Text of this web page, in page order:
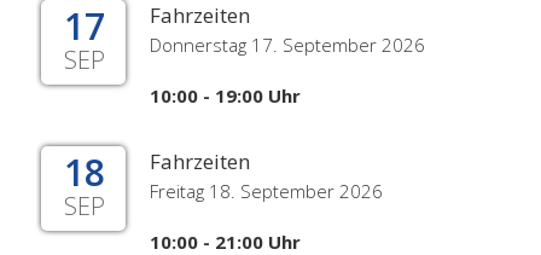
17
SEP
Fahrzeiten
Donnerstag 17. September 2026
10:00 - 19:00 Uhr
18
SEP
Fahrzeiten
Freitag 18. September 2026
10:00 - 21:00 Uhr